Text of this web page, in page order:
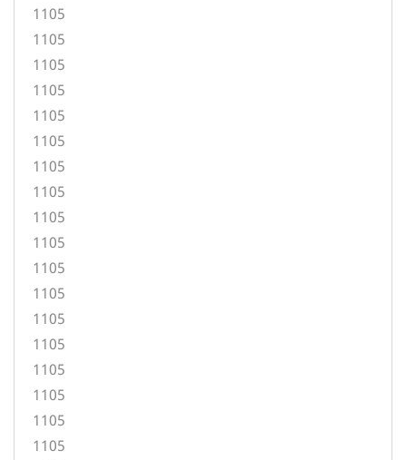
1105
1105
1105
1105
1105
1105
1105
1105
1105
1105
1105
1105
1105
1105
1105
1105
1105
1105